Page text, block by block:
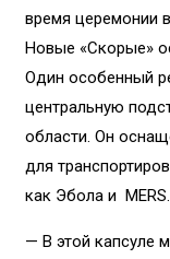
время церемонии
Новые «Скорые»
Один особенный
центральную
области. Он
для
как Эбола и
— В этой капсуле